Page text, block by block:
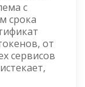
с
срока
от
сервисов